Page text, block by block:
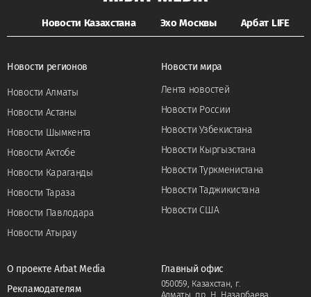
Новости Казахстана Эхо Москвы Арбат LIFE
Новости регионов
Новости Алматы
Новости Астаны
Новости Шымкента
Новости Актобе
Новости Караганды
Новости Тараза
Новости Павлодара
Новости Атырау
Новости мира
Лента новостей
Новости России
Новости Узбекистана
Новости Кыргызстана
Новости Туркменистана
Новости Таджикистана
Новости США
О проекте Arbat Media
Рекламодателям
Главный офис
050059, Казахстан, г.
Алматы, пр. Н. Назарбаева